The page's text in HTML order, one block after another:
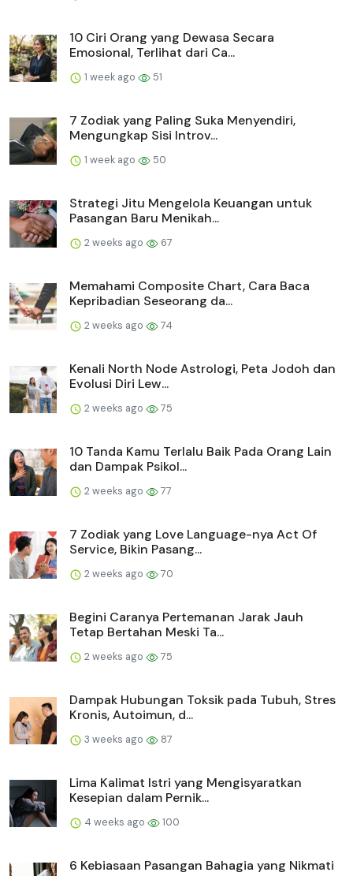
10 Ciri Orang yang Dewasa Secara
Emosional, Terlihat dari Ca...
1 week ago 51
7 Zodiak yang Paling Suka Menyendiri,
Mengungkap Sisi Introv...
1 week ago 50
Strategi Jitu Mengelola Keuangan untuk
Pasangan Baru Menikah...
2 weeks ago 67
Memahami Composite Chart, Cara Baca
Kepribadian Seseorang da...
2 weeks ago 74
Kenali North Node Astrologi, Peta Jodoh dan
Evolusi Diri Lew...
2 weeks ago 75
10 Tanda Kamu Terlalu Baik Pada Orang Lain
dan Dampak Psikol...
2 weeks ago 77
7 Zodiak yang Love Language-nya Act Of
Service, Bikin Pasang...
2 weeks ago 70
Begini Caranya Pertemanan Jarak Jauh
Tetap Bertahan Meski Ta...
2 weeks ago 75
Dampak Hubungan Toksik pada Tubuh, Stres
Kronis, Autoimun, d...
3 weeks ago 87
Lima Kalimat Istri yang Mengisyaratkan
Kesepian dalam Pernik...
4 weeks ago 100
6 Kebiasaan Pasangan Bahagia yang Nikmati